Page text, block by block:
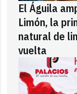
El Águila
Limón, la
natural de
vuelta